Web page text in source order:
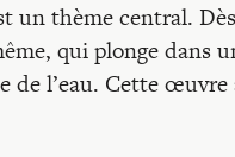
un thème central.
qui plonge dans
de l’eau. Cette